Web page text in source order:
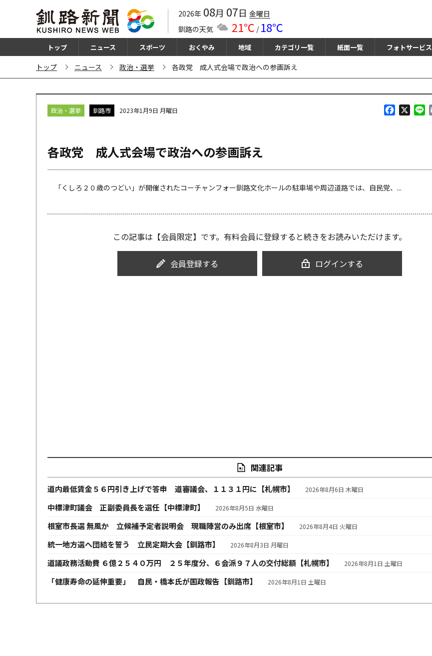
2026年 08月 07日 金曜日
釧路の天気
21℃ / 18℃
トップ ニュース スポーツ おくやみ 地域 カテゴリ一覧 紙面一覧 フォトサービス
トップ ニュース 政治・選挙 各政党 成人式会場で政治への参画訴え
k
政治・選挙 釧路市 2023年1月9日 月曜日
各政党 成人式会場で政治への参画訴え
「くしろ２０歳のつどい」が開催されたコーチャンフォー釧路文化ホールの駐車場や周辺道路では、自民党、...
この記事は【会員限定】です。有料会員に登録すると続きをお読みいただけます。
会員登録する ログインする
関連記事
道内最低賃金５６円引き上げで答申 道審議会、１１３１円に【札幌市】 2026年8月6日 木曜日
中標津町議会 正副委員長を選任【中標津町】 2026年8月5日 水曜日
根室市長選 無風か 立候補予定者説明会 現職陣営のみ出席【根室市】 2026年8月4日 火曜日
統一地方選へ団結を誓う 立民定期大会【釧路市】 2026年8月3日 月曜日
道議政務活動費 ６億２５４０万円 ２５年度分、６会派９７人の交付総額【札幌市】 2026年8月1日 土曜日
「健康寿命の延伸重要」 自民・橋本氏が国政報告【釧路市】 2026年8月1日 土曜日